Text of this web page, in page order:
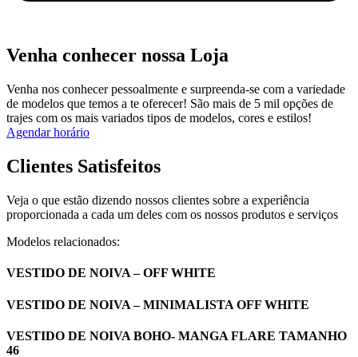
Venha conhecer nossa Loja
Venha nos conhecer pessoalmente e surpreenda-se com a variedade
de modelos que temos a te oferecer! São mais de 5 mil opções de
trajes com os mais variados tipos de modelos, cores e estilos!
Agendar horário
Clientes Satisfeitos
Veja o que estão dizendo nossos clientes sobre a experiência
proporcionada a cada um deles com os nossos produtos e serviços
Modelos relacionados:
VESTIDO DE NOIVA – OFF WHITE
VESTIDO DE NOIVA – MINIMALISTA OFF WHITE
VESTIDO DE NOIVA BOHO- MANGA FLARE TAMANHO
46